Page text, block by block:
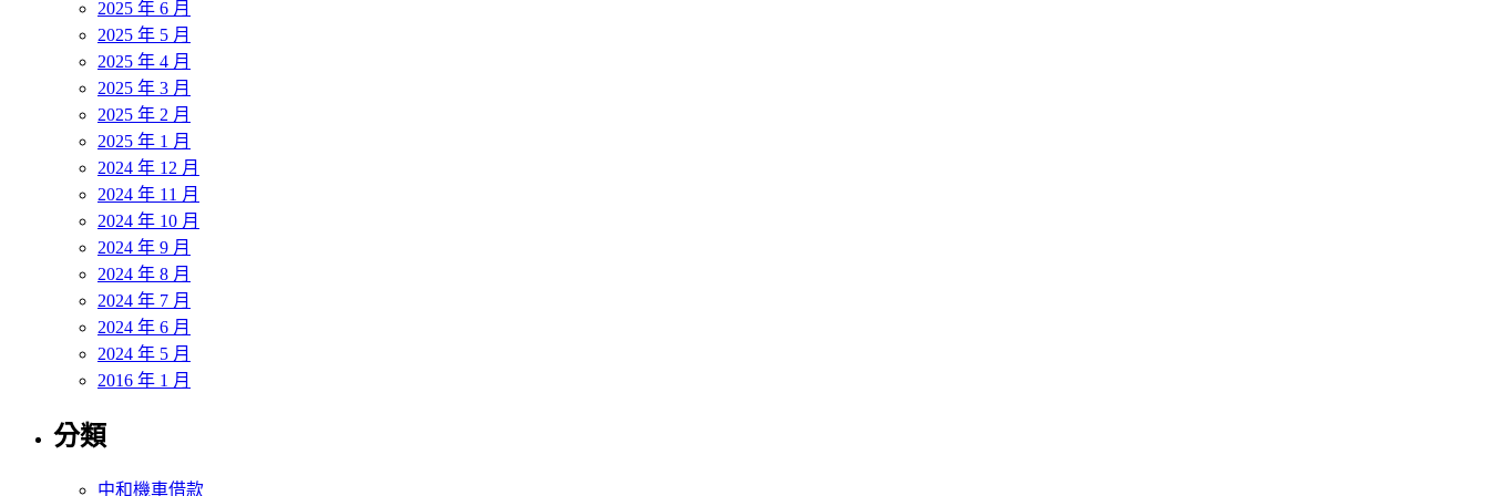
2025 年 6 月
2025 年 5 月
2025 年 4 月
2025 年 3 月
2025 年 2 月
2025 年 1 月
2024 年 12 月
2024 年 11 月
2024 年 10 月
2024 年 9 月
2024 年 8 月
2024 年 7 月
2024 年 6 月
2024 年 5 月
2016 年 1 月
分類
中和機車借款